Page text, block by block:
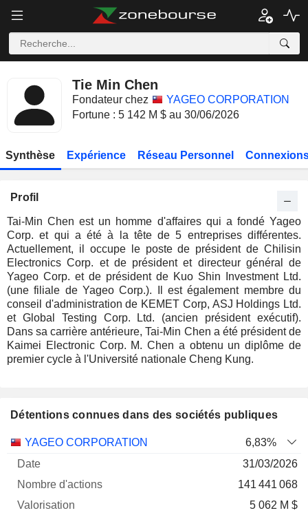
Tie Min Chen
Fondateur chez
YAGEO CORPORATION
Fortune : 5 142 M $ au 30/06/2026
Synthèse Expérience Réseau Personnel
Profil
Tai-Min Chen est un homme d'affaires qui a fondé Yageo
Corp. et qui a été à la tête de 5 entreprises différentes.
Actuellement, il occupe le poste de président de Chilisin
Electronics Corp. et de président et directeur général de
Yageo Corp. et de président de Kuo Shin Investment Ltd.
(une filiale de Yageo Corp.). Il est également membre du
conseil d'administration de KEMET Corp, ASJ Holdings Ltd.
et Global Testing Corp. Ltd. (ancien président exécutif).
Dans sa carrière antérieure, Tai-Min Chen a été président de
Kaimei Electronic Corp. M. Chen a obtenu un diplôme de
premier cycle à l'Université nationale Cheng Kung.
Détentions connues dans des sociétés publiques
Nombre
Date de
YAGEO CORPORATION
6,83%
31/03/2026
141 441 068
5 062 M $